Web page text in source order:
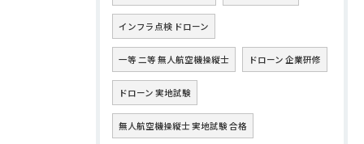
インフラ点検 ドローン
一等 二等 無人航空機操縦士 ドローン 企業研修
ドローン 実地試験
無人航空機操縦士 実地試験 合格